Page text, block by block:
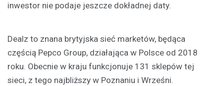
inwestor nie podaje jeszcze dokładnej daty.
Dealz to znana brytyjska sieć marketów, będąca
częścią Pepco Group, działająca w Polsce od 2018
roku. Obecnie w kraju funkcjonuje 131 sklepów tej
sieci, z tego najbliższy w Poznaniu i Wrześni.